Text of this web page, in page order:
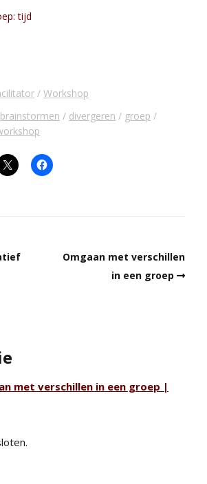
tijd
Workshop
brainstormen divergeren
groep
Omgaan met verschillen
in een groep
met verschillen in een groep |